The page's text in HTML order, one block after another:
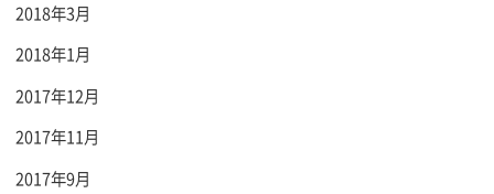
2018年3月
2018年1月
2017年12月
2017年11月
2017年9月